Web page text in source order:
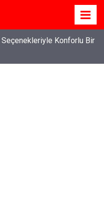
Konforlu Bir